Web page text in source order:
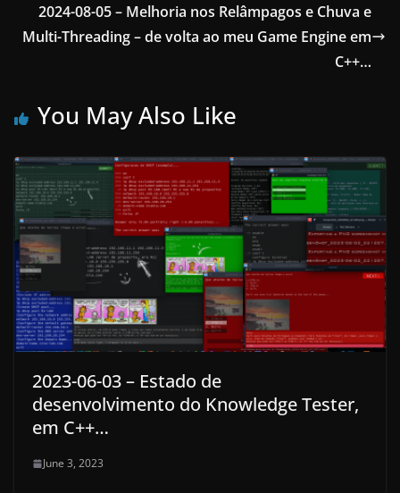
2024-08-05 – Melhoria nos Relâmpagos e Chuva e
Multi-Threading – de volta ao meu Game Engine em
C++…
You May Also Like
2023-06-03 – Estado de
desenvolvimento do Knowledge Tester,
em C++…
June 3, 2023